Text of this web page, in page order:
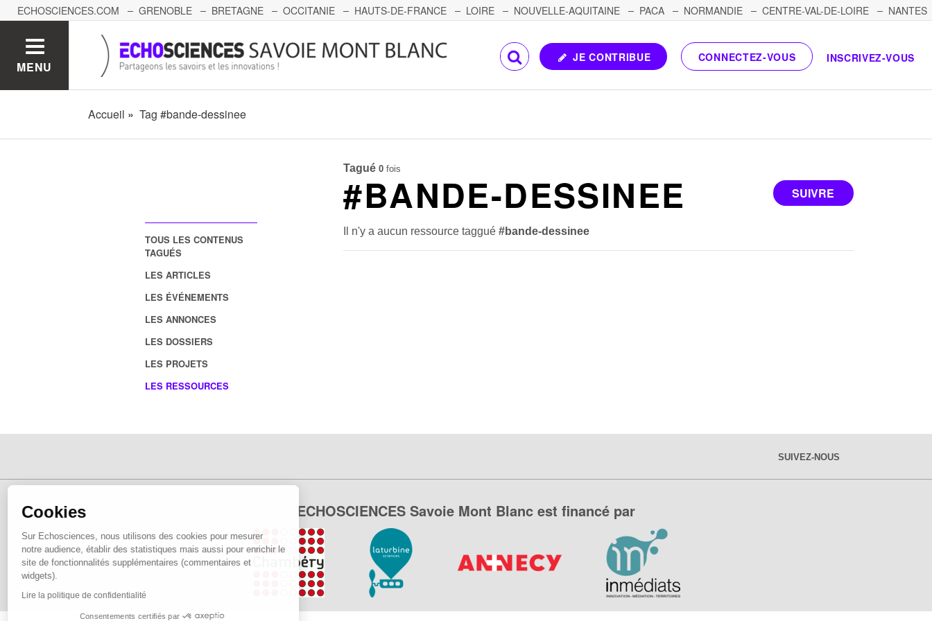
Cookies
Sur Echosciences, nous utilisons des cookies pour mesurer
notre audience, établir des statistiques mais aussi pour enrichir le
site de fonctionnalités supplémentaires (commentaires et
widgets).
Lire la politique de confidentialité
Consentements certifiés par
ECHOSCIENCES.COM GRENOBLE BRETAGNE OCCITANIE HAUTS-DE-FRANCE LOIRE NOUVELLE-AQUITAINE PACA NORMANDIE CENTRE-VAL-DE-LOIRE
NANTES
MENU
JE CONTRIBUE CONNECTEZ-VOUS INSCRIVEZ-VOUS
Accueil Tag #bande-dessinee
TOUS LES CONTENUS
TAGUÉS
LES ARTICLES
LES ÉVÉNEMENTS
LES ANNONCES
LES DOSSIERS
LES PROJETS
LES RESSOURCES
Tagué 0 fois
SUIVRE
#BANDE-DESSINEE
Il n'y a aucun ressource taggué#bande-dessinee
SUIVEZ-NOUS
ECHOSCIENCES Savoie Mont Blanc est financé par